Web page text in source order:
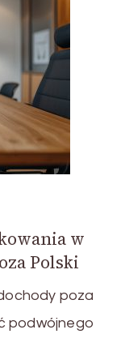
w
Polski
poza
podwójnego